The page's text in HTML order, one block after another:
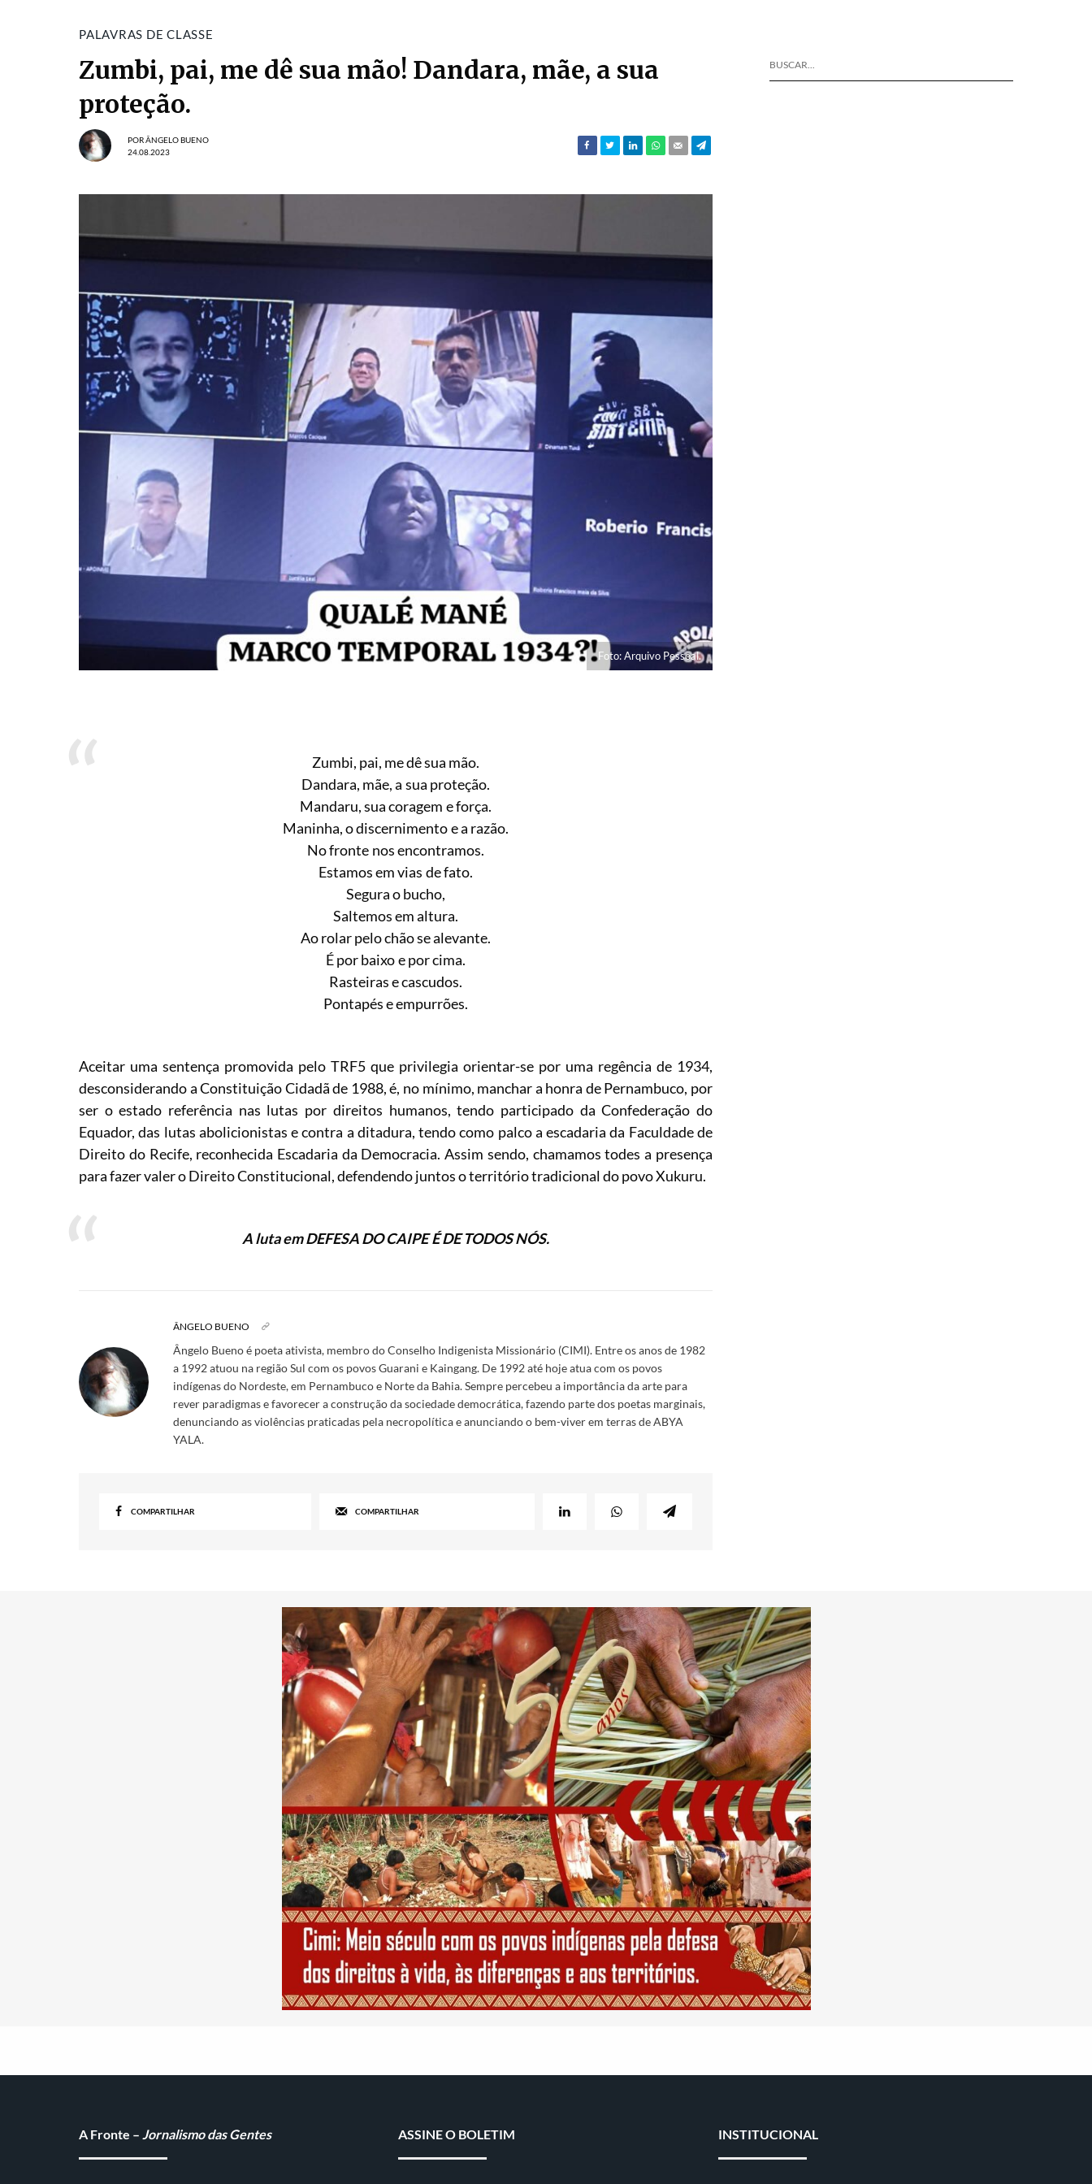
PALAVRAS DE CLASSE
Zumbi, pai, me dê sua mão! Dandara, mãe, a sua
proteção.
PORÂNGELO BUENO
24.08.2023
Foto: Arquivo Pessoal.
Zumbi, pai, me dê sua mão.
Dandara, mãe, a sua proteção.
Mandaru, sua coragem e força.
Maninha, o discernimento e a razão.
No fronte nos encontramos.
Estamos em vias de fato.
Segura o bucho,
Saltemos em altura.
Ao rolar pelo chão se alevante.
É por baixo e por cima.
Rasteiras e cascudos.
Pontapés e empurrões.
Aceitar uma sentença promovida pelo TRF5 que privilegia orientar-se por uma regência de 1934,
desconsiderando a Constituição Cidadã de 1988, é, no mínimo, manchar a honra de Pernambuco, por
ser o estado referência nas lutas por direitos humanos, tendo participado da Confederação do
Equador, das lutas abolicionistas e contra a ditadura, tendo como palco a escadaria da Faculdade de
Direito do Recife, reconhecida Escadaria da Democracia. Assim sendo, chamamos todes a presença
para fazer valer o Direito Constitucional, defendendo juntos o território tradicional do povo Xukuru.
A luta em DEFESA DO CAIPE É DE TODOS NÓS.
ÂNGELO BUENO
Ângelo Bueno é poeta ativista, membro do Conselho Indigenista Missionário (CIMI). Entre os anos de 1982
a 1992 atuou na região Sul com os povos Guarani e Kaingang. De 1992 até hoje atua com os povos
indígenas do Nordeste, em Pernambuco e Norte da Bahia. Sempre percebeu a importância da arte para
rever paradigmas e favorecer a construção da sociedade democrática, fazendo parte dos poetas marginais,
denunciando as violências praticadas pela necropolítica e anunciando o bem-viver em terras de ABYA
YALA.
COMPARTILHAR COMPARTILHAR
A Fronte –Jornalismo das Gentes ASSINE O BOLETIM INSTITUCIONAL